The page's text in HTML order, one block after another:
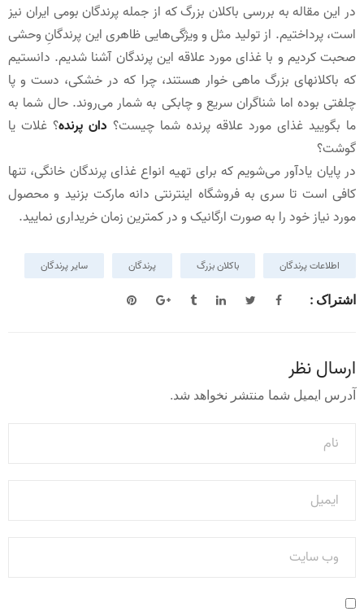
در این مقاله به بررسی باکلان بزرگ که از جمله پرندگان بومی ایران نیز
است، پرداختیم. از تولید مثل و ویژگی‌هایی ظاهری این پرندگانِ وحشی
صحبت کردیم و با غذای مورد علاقه این پرندگان آشنا شدیم. دانستیم
که باکلانهای بزرگ ماهی خوار هستند، چرا که در خشکی، دست و پا
چلفتی بوده اما شناگران سریع و چابکی به شمار می‌روند. حال شما به
ما بگویید غذای مورد علاقه پرنده شما چیست؟ دان پرنده؟ غلات یا
گوشت؟
در پایان یادآور می‌شویم که برای تهیه انواع غذای پرندگان خانگی، تنها
کافی است تا سری به فروشگاه اینترنتی دانه مارکت بزنید و محصول
مورد نیاز خود را به صورت ارگانیک و در کمترین زمان خریداری نمایید.
اطلاعات پرندگان باکلان بزرگ پرندگان سایر پرندگان
اشتراک :
ارسال نظر
آدرس ایمیل شما منتشر نخواهد شد.